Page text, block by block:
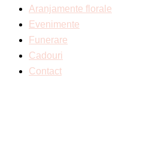
Aranjamente florale
Evenimente
Funerare
Cadouri
Contact